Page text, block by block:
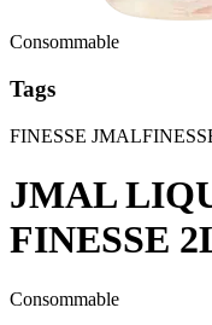
Consommable
Tags
FINESSE JMAL
JMAL
FINESSE
Consommable